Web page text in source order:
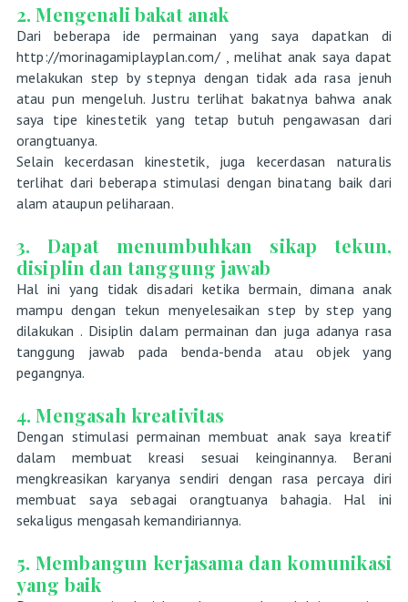
2. Mengenali bakat anak
Dari beberapa ide permainan yang saya dapatkan di
http://morinagamiplayplan.com/ , melihat anak saya dapat
melakukan step by stepnya dengan tidak ada rasa jenuh
atau pun mengeluh. Justru terlihat bakatnya bahwa anak
saya tipe kinestetik yang tetap butuh pengawasan dari
orangtuanya.
Selain kecerdasan kinestetik, juga kecerdasan naturalis
terlihat dari beberapa stimulasi dengan binatang baik dari
alam ataupun peliharaan.
3. Dapat menumbuhkan sikap tekun,
disiplin dan tanggung jawab
Hal ini yang tidak disadari ketika bermain, dimana anak
mampu dengan tekun menyelesaikan step by step yang
dilakukan . Disiplin dalam permainan dan juga adanya rasa
tanggung jawab pada benda-benda atau objek yang
pegangnya.
4. Mengasah kreativitas
Dengan stimulasi permainan membuat anak saya kreatif
dalam membuat kreasi sesuai keinginannya. Berani
mengkreasikan karyanya sendiri dengan rasa percaya diri
membuat saya sebagai orangtuanya bahagia. Hal ini
sekaligus mengasah kemandiriannya.
5. Membangun kerjasama dan komunikasi
yang baik